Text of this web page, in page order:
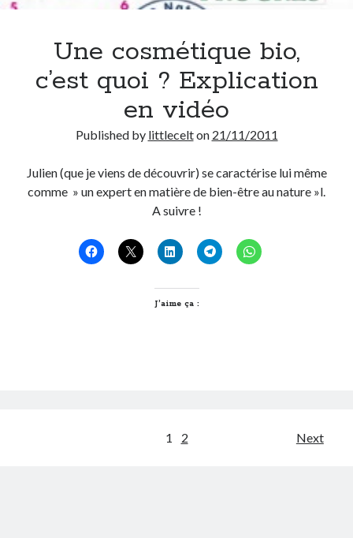
Une cosmétique bio,
c’est quoi ? Explication
en vidéo
Published by littlecelton 21/11/2011
Julien (que je viens de découvrir) se caractérise lui même
comme » un expert en matière de bien-être au nature »l.
A suivre !
J’aime ça :
1 2 Next